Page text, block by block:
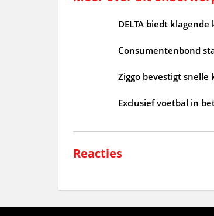
DELTA biedt
Consumentenbond
Ziggo bevestigt snelle
Exclusief voetbal in
Reacties